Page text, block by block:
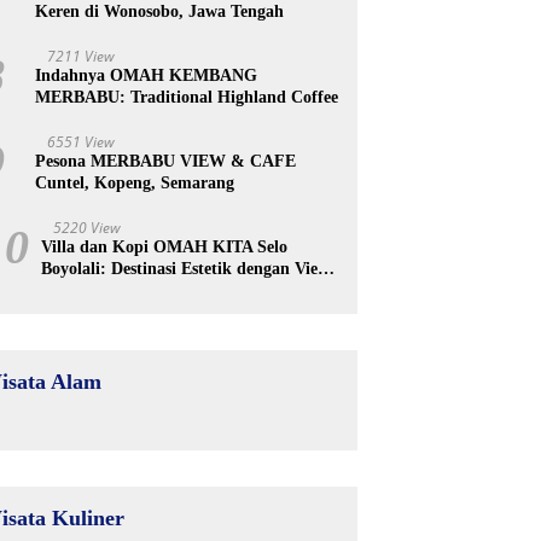
Keren di Wonosobo, Jawa Tengah
7211 View
Indahnya OMAH KEMBANG
MERBABU: Traditional Highland Coffee
6551 View
Pesona MERBABU VIEW & CAFE
Cuntel, Kopeng, Semarang
5220 View
Villa dan Kopi OMAH KITA Selo
Boyolali: Destinasi Estetik dengan View
Alam
Kuliner